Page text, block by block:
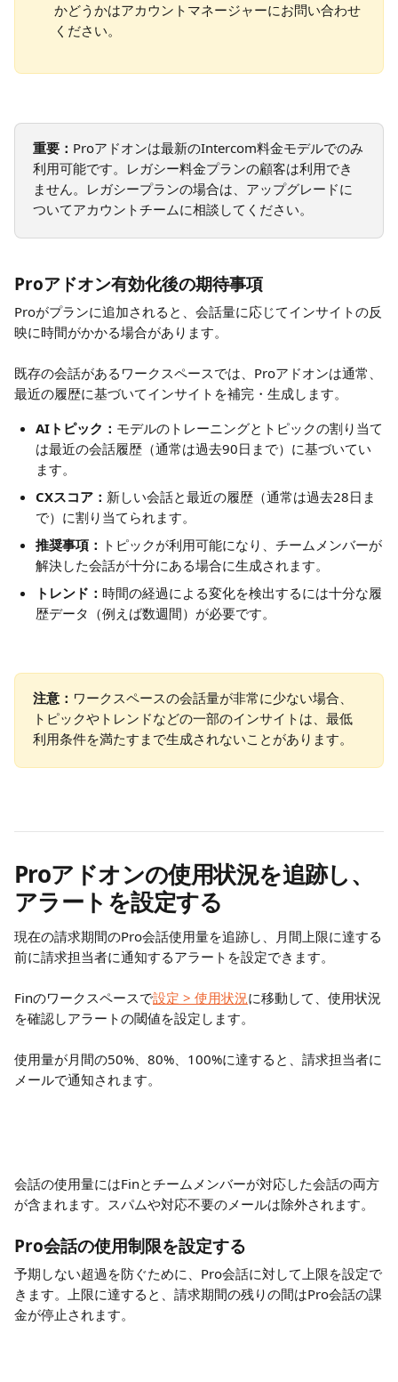
かどうかはアカウントマネージャーにお問い合わせ
ください。
重要： Proアドオンは最新のIntercom料金モデルでのみ
利用可能です。レガシー料金プランの顧客は利用でき
ません。レガシープランの場合は、アップグレードに
ついてアカウントチームに相談してください。
Proアドオン有効化後の期待事項
Proがプランに追加されると、会話量に応じてインサイトの反
映に時間がかかる場合があります。
既存の会話があるワークスペースでは、Proアドオンは通常、
最近の履歴に基づいてインサイトを補完・生成します。
AIトピック： モデルのトレーニングとトピックの割り当て
は最近の会話履歴（通常は過去90日まで）に基づいてい
ます。
CXスコア： 新しい会話と最近の履歴（通常は過去28日ま
で）に割り当てられます。
推奨事項： トピックが利用可能になり、チームメンバーが
解決した会話が十分にある場合に生成されます。
トレンド： 時間の経過による変化を検出するには十分な履
歴データ（例えば数週間）が必要です。
注意： ワークスペースの会話量が非常に少ない場合、
トピックやトレンドなどの一部のインサイトは、最低
利用条件を満たすまで生成されないことがあります。
Proアドオンの使用状況を追跡し、
アラートを設定する
現在の請求期間のPro会話使用量を追跡し、月間上限に達する
前に請求担当者に通知するアラートを設定できます。
Finのワークスペースで設定 > 使用状況に移動して、使用状況
を確認しアラートの閾値を設定します。
使用量が月間の50%、80%、100%に達すると、請求担当者に
メールで通知されます。
会話の使用量にはFinとチームメンバーが対応した会話の両方
が含まれます。スパムや対応不要のメールは除外されます。
Pro会話の使用制限を設定する
予期しない超過を防ぐために、Pro会話に対して上限を設定で
きます。上限に達すると、請求期間の残りの間はPro会話の課
金が停止されます。